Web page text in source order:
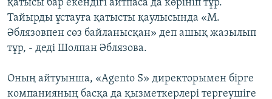
қатысы бар екендігі айтпаса да көрініп тұр.
Тайырды ұстауға қатысты қаулысында «М.
Әблязовпен сөз байланысқан» деп ашық жазылып
тұр, - деді Шолпан Әблязова.
Оның айтуынша, «Agento S» директорымен бірге
компанияның басқа да қызметкерлері тергеушіге